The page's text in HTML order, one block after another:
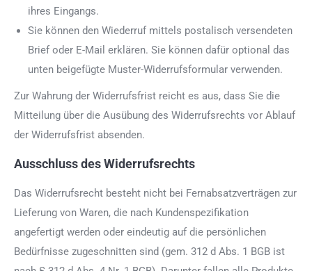
ihres Eingangs.
Sie können den Wiederruf mittels postalisch versendeten
Brief oder E-Mail erklären. Sie können dafür optional das
unten beigefügte Muster-Widerrufsformular verwenden.
Zur Wahrung der Widerrufsfrist reicht es aus, dass Sie die
Mitteilung über die Ausübung des Widerrufsrechts vor Ablauf
der Widerrufsfrist absenden.
Ausschluss des Widerrufsrechts
Das Widerrufsrecht besteht nicht bei Fernabsatzverträgen zur
Lieferung von Waren, die nach Kundenspezifikation
angefertigt werden oder eindeutig auf die persönlichen
Bedürfnisse zugeschnitten sind (gem. 312 d Abs. 1 BGB ist